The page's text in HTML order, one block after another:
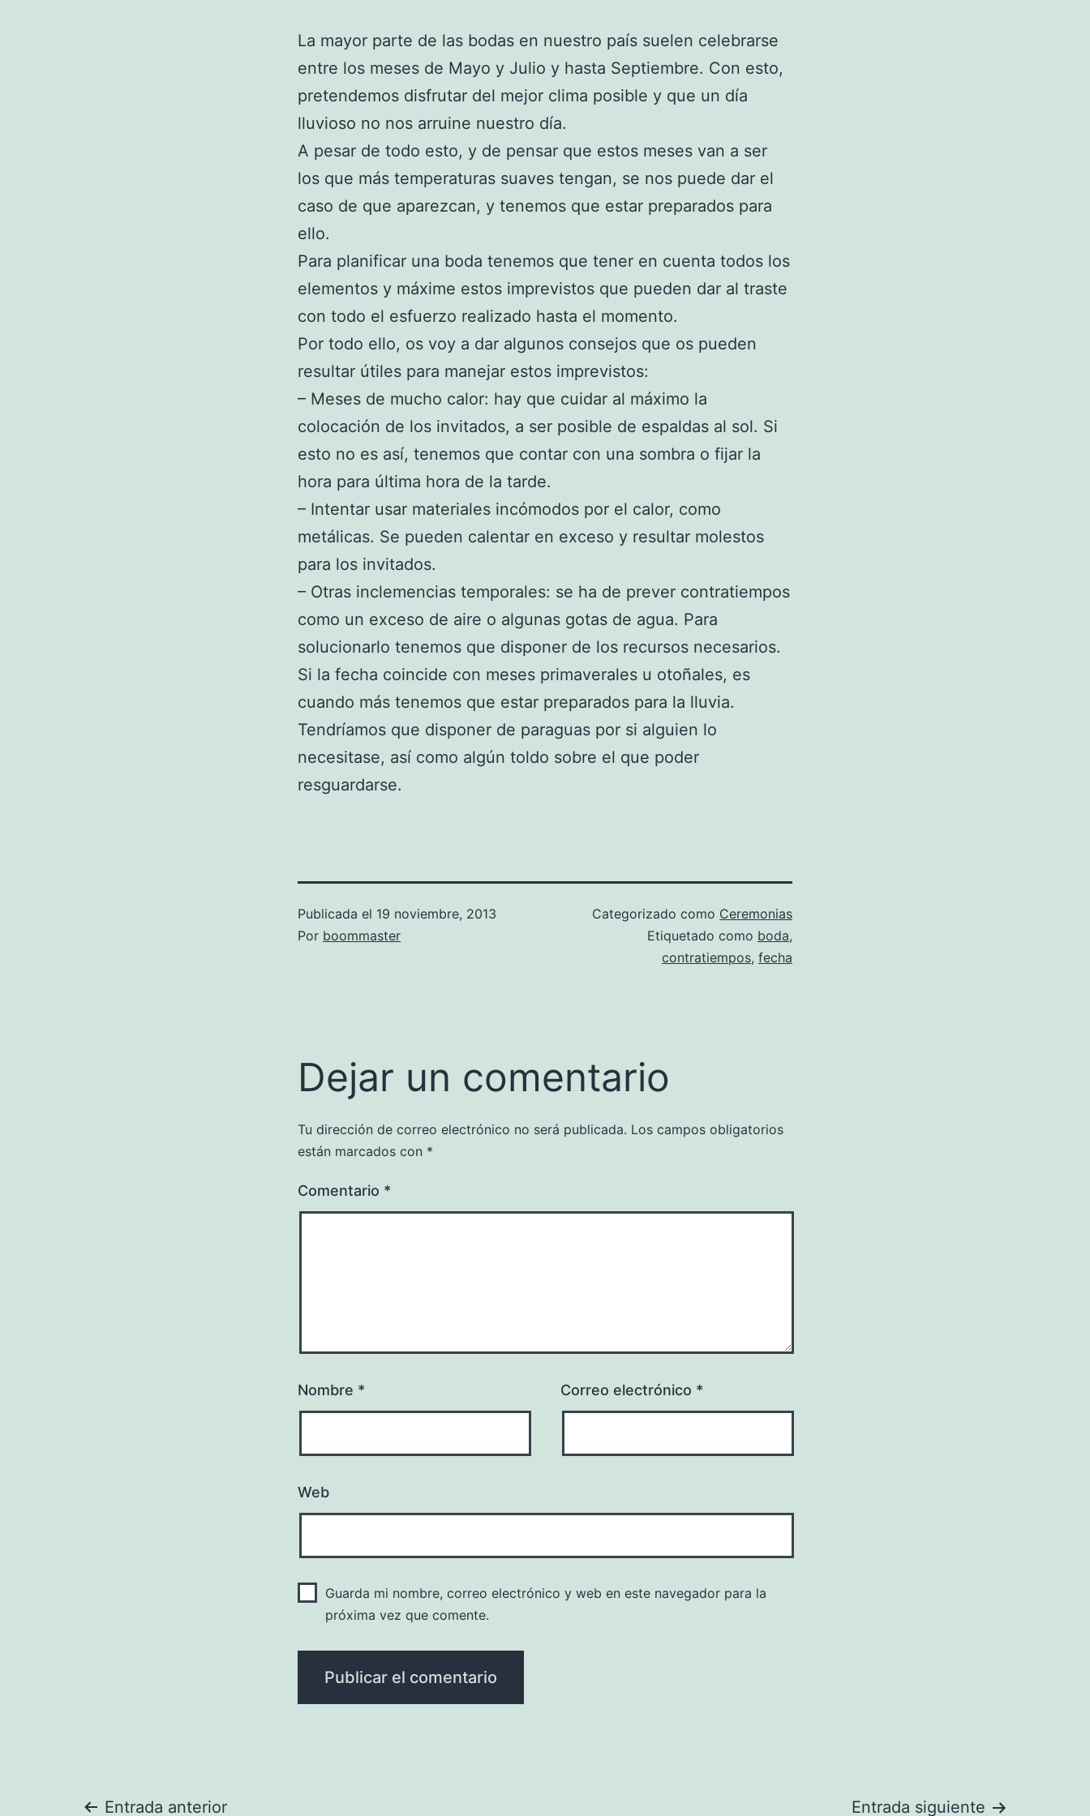
La mayor parte de las bodas en nuestro país suelen celebrarse
entre los meses de Mayo y Julio y hasta Septiembre. Con esto,
pretendemos disfrutar del mejor clima posible y que un día
lluvioso no nos arruine nuestro día.
A pesar de todo esto, y de pensar que estos meses van a ser
los que más temperaturas suaves tengan, se nos puede dar el
caso de que aparezcan, y tenemos que estar preparados para
ello.
Para planificar una boda tenemos que tener en cuenta todos los
elementos y máxime estos imprevistos que pueden dar al traste
con todo el esfuerzo realizado hasta el momento.
Por todo ello, os voy a dar algunos consejos que os pueden
resultar útiles para manejar estos imprevistos:
– Meses de mucho calor: hay que cuidar al máximo la
colocación de los invitados, a ser posible de espaldas al sol. Si
esto no es así, tenemos que contar con una sombra o fijar la
hora para última hora de la tarde.
– Intentar usar materiales incómodos por el calor, como
metálicas. Se pueden calentar en exceso y resultar molestos
para los invitados.
– Otras inclemencias temporales: se ha de prever contratiempos
como un exceso de aire o algunas gotas de agua. Para
solucionarlo tenemos que disponer de los recursos necesarios.
Si la fecha coincide con meses primaverales u otoñales, es
cuando más tenemos que estar preparados para la lluvia.
Tendríamos que disponer de paraguas por si alguien lo
necesitase, así como algún toldo sobre el que poder
resguardarse.
Publicada el 19 noviembre, 2013
Por boommaster
Categorizado como Ceremonias
Etiquetado como boda,
contratiempos, fecha
Dejar un comentario
Tu dirección de correo electrónico no será publicada. Los campos obligatorios
están marcados con *
Comentario *
Nombre * Correo electrónico *
Web
Guarda mi nombre, correo electrónico y web en este navegador para la
próxima vez que comente.
Entrada anterior Entrada siguiente